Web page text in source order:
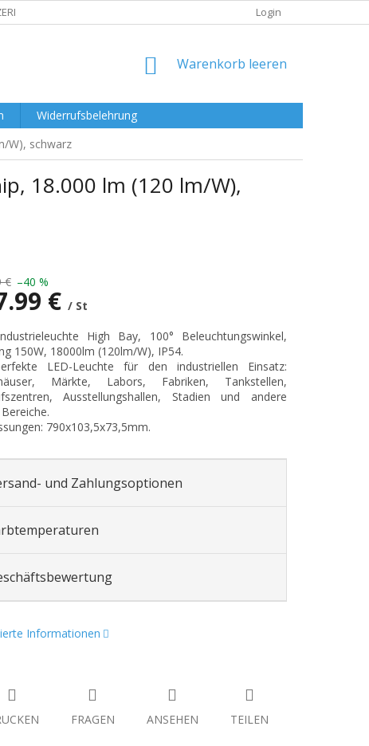
Login
WARENKORB
Warenkorb leeren
Widerrufsbelehrung
W), schwarz
18.000 lm (120 lm/W),
€ –40 %
€ / St
High Bay, 100° Beleuchtungswinkel,
150W, 18000lm (120lm/W), IP54.
LED-Leuchte für den industriellen Einsatz:
Märkte, Labors, Fabriken, Tankstellen,
Ausstellungshallen, Stadien und andere
790x103,5x73,5mm.
und Zahlungsoptionen
Informationen
FRAGEN ANSEHEN TEILEN